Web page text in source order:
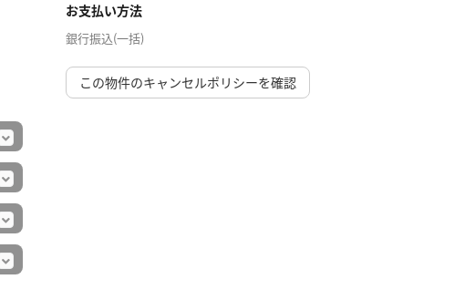
お支払い方法
銀行振込(一括)
この物件のキャンセルポリシーを確認